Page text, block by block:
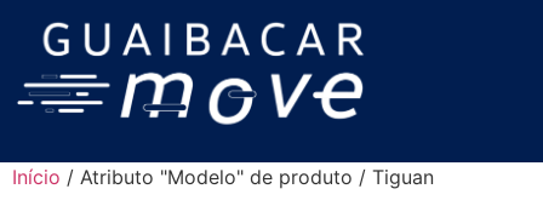
Início / Atributo "Modelo" de produto / Tiguan